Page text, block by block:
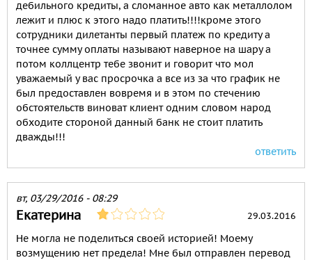
дебильного кредиты, а сломанное авто как металлолом
лежит и плюс к этого надо платить!!!!кроме этого
сотрудники дилетанты первый платеж по кредиту а
точнее сумму оплаты называют наверное на шару а
потом коллцентр тебе звонит и говорит что мол
уважаемый у вас просрочка а все из за что график не
был предоставлен вовремя и в этом по стечению
обстоятельств виноват клиент одним словом народ
обходите стороной данный банк не стоит платить
дважды!!!
ответить
вт, 03/29/2016 - 08:29
Екатерина 29.03.2016
Не могла не поделиться своей историей! Моему
возмущению нет предела! Мне был отправлен перевод